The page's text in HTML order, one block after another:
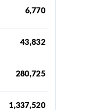
6,770
43,832
280,725
1,337,520